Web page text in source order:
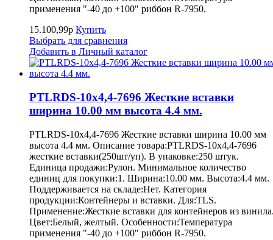
применения "-40 до +100" риббон R-7950.
15.100,99р Купить
Выбрать для сравнения
Добавить в Личный каталог
PTLRDS-10x4,4-7696 Жесткие вставки
ширина 10.00 мм высота 4.4 мм.
PTLRDS-10x4,4-7696 Жесткие вставки ширина 10.00 мм
высота 4.4 мм. Описание товара:PTLRDS-10x4,4-7696
жесткие вставки(250шт/уп). В упаковке:250 штук.
Единица продажи:Рулон. Минимальное количество
единиц для покупки:1. Ширина:10.00 мм. Высота:4.4 мм.
Поддерживается на складе:Нет. Категория
продукции:Контейнеры и вставки. Для:TLS.
Применение:Жесткие вставки для контейнеров из
Цвет:Белый, желтый. Особенности:Температура
применения "-40 до +100" риббон R-7950.